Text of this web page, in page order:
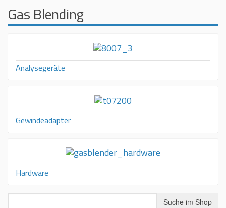
Gas Blending
Analysegeräte
Gewindeadapter
Hardware